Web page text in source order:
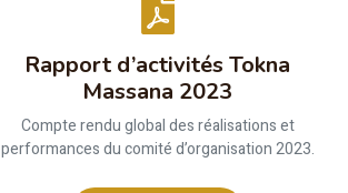
Rapport d’activités Tokna
Massana 2023
Compte rendu global des réalisations et
performances du comité d’organisation 2023.